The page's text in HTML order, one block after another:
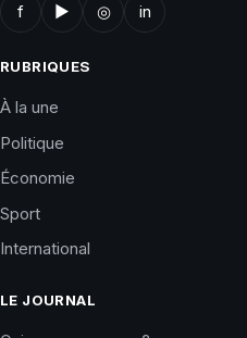
f ▶ ◎ in
RUBRIQUES
À la une
Politique
Économie
Sport
International
LE JOURNAL